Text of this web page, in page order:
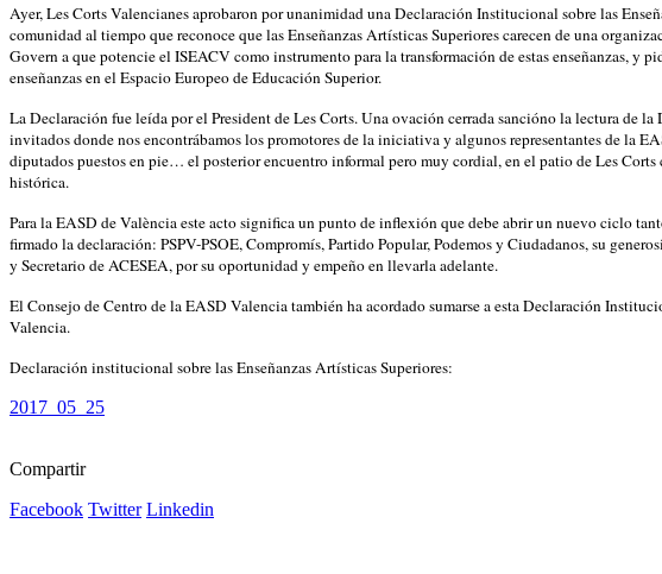
Ayer, Les Corts Valencianes aprobaron por unanimidad una Declaración Institucional sobre las
comunidad al tiempo que reconoce que las Enseñanzas Artísticas Superiores carecen de una
Govern a que potencie el ISEACV como instrumento para la transformación de estas enseñanzas, y
enseñanzas en el Espacio Europeo de Educación Superior.
La Declaración fue leída por el President de Les Corts. Una ovación cerrada sancióno la lectura de
invitados donde nos encontrábamos los promotores de la iniciativa y algunos representantes de la
diputados puestos en pie… el posterior encuentro informal pero muy cordial, en el patio de Les
histórica.
Para la EASD de València este acto significa un punto de inflexión que debe abrir un nuevo ciclo
firmado la declaración: PSPV-PSOE, Compromís, Partido Popular, Podemos y Ciudadanos, su
y Secretario de ACESEA, por su oportunidad y empeño en llevarla adelante.
El Consejo de Centro de la EASD Valencia también ha acordado sumarse a esta Declaración
Valencia.
Declaración institucional sobre las Enseñanzas Artísticas Superiores:
2017_05_25
Compartir
Facebook Twitter Linkedin